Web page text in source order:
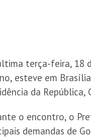
terça-feira, 18
esteve em
da
o encontro, o
demandas de